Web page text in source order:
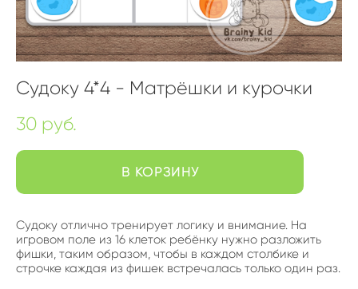
Судоку 4*4 - Матрёшки и курочки
30 pуб.
В КОРЗИНУ
Судоку отлично тренирует логику и внимание. На
игровом поле из 16 клеток ребёнку нужно разложить
фишки, таким образом, чтобы в каждом столбике и
строчке каждая из фишек встречалась только один раз.